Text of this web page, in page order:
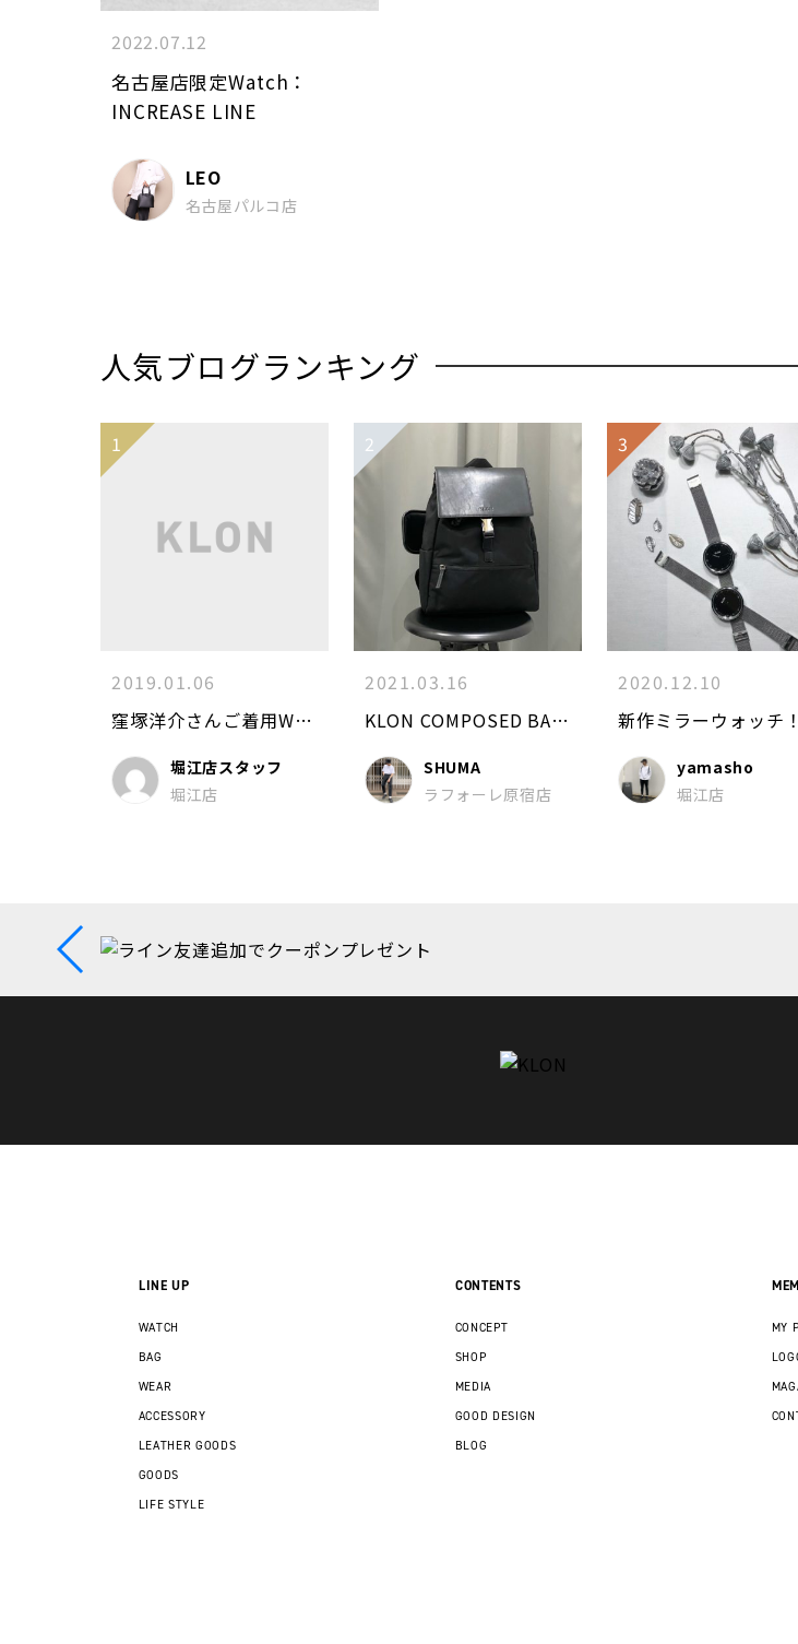
2022.07.12
名古屋店限定Watch：
INCREASE LINE
LEO
名古屋パルコ店
人気ブログランキング
2019.01.06
窪塚洋介さんご着用WATCH
堀江店スタッフ
堀江店
2021.03.16
KLON COMPOSED BACK PACK
SHUMA
ラフォーレ原宿店
2020.12.10
新作ミラーウォッチ！
yamasho
堀江店
LINE UP
WATCH
BAG
WEAR
ACCESSORY
LEATHER GOODS
GOODS
LIFE STYLE
CONTENTS
CONCEPT
SHOP
MEDIA
GOOD DESIGN
BLOG
MY